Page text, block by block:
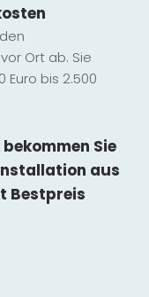
Ort ab. Sie
Euro bis 2.500
Sie
aus
Bestpreis